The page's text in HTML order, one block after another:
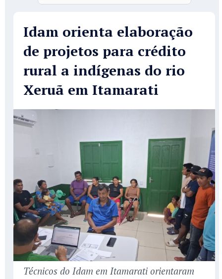
Idam orienta elaboração
de projetos para crédito
rural a indígenas do rio
Xeruã em Itamarati
Técnicos do Idam em Itamarati orientaram